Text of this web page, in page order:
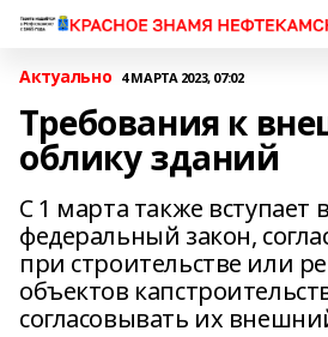
Актуально 4 МАРТА 2023, 07:02
Требования к
облику зданий
С 1 марта также вступает
федеральный закон,
при строительстве или
объектов
согласовывать их